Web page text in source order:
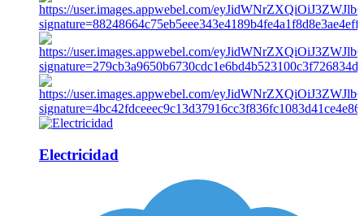
Electricidad